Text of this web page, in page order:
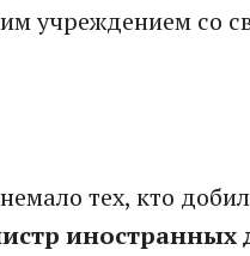
учреждением со
тех, кто
иностранных